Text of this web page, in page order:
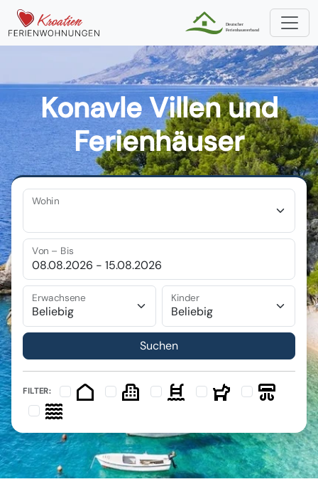
Konavle Villen und
Ferienhäuser
Wohin
Von – Bis
Erwachsene Kinder
FILTER: